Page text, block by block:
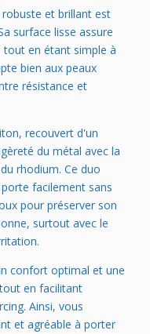
et brillant est
surface lisse assure
en étant simple à
bien aux peaux
résistance et
recouvert d'un
du métal avec la
rhodium. Ce duo
facilement sans
pour préserver son
surtout avec le
confort optimal et une
en facilitant
Ainsi, vous
et agréable à porter